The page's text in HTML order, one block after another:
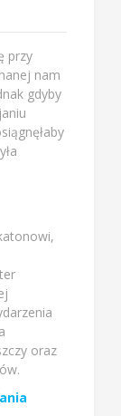
przy
nam
gdyby
oraz